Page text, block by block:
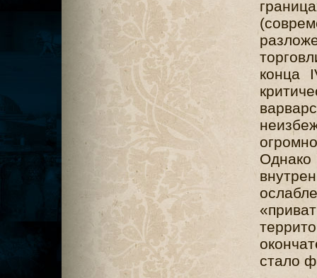
конца
Однако
стало